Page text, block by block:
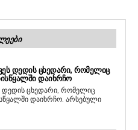
ᲓᲔᲓᲘᲡ ᲪᲮᲔᲓᲐᲠᲘ, ᲠᲝᲛᲔᲚᲘᲪ
ᲓᲐᲘᲮᲠᲩᲝ
დედის ცხედარი, რომელიც
დაიხრჩო. არსებული